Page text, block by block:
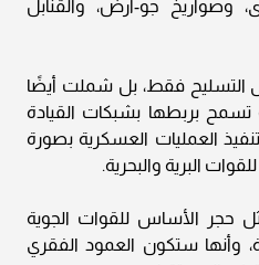
وصواريخ جو-أرض، والقنابل
التسليح فقط، بل شملت أيضًا
تسمح بربطها بشبكات القيادة
العمليات العسكرية بصورة
البرية والبحرية.
حجر الأساس للقوات الجوية
وأنها ستكون العمود الفقري